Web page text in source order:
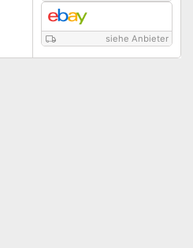
siehe Anbieter